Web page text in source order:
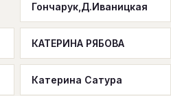
Гончарук,Д.Иваницкая
КАТЕРИНА РЯБОВА
Катерина Сатура